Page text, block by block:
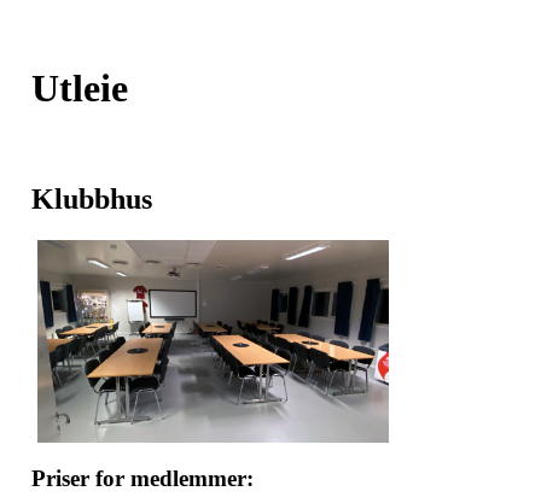
Utleie
Klubbhus
Priser for medlemmer: